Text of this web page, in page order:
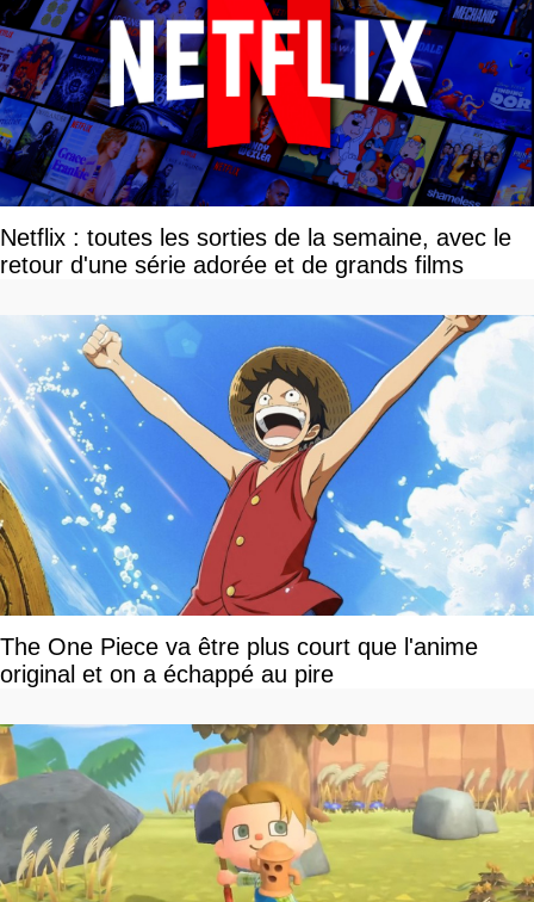
Netflix : toutes les sorties de la semaine, avec le
retour d'une série adorée et de grands films
The One Piece va être plus court que l'anime
original et on a échappé au pire